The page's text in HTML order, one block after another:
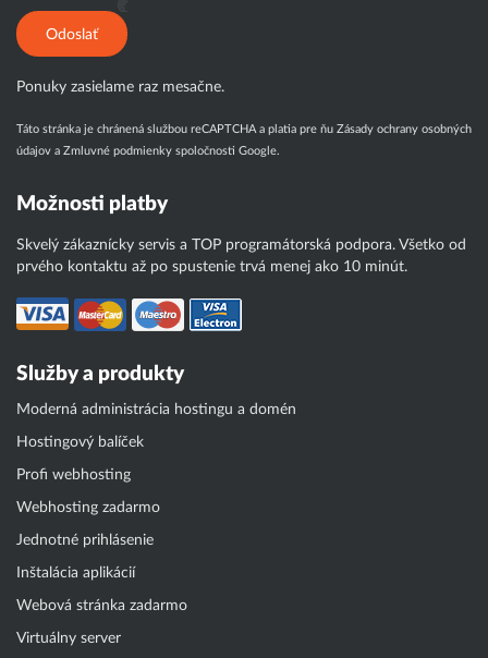
Odoslať
Ponuky zasielame raz mesačne.
Táto stránka je chránená službou reCAPTCHA a platia pre ňu Zásady ochrany osobných
údajov a Zmluvné podmienky spoločnosti Google.
Možnosti platby
Skvelý zákaznícky servis a TOP programátorská podpora. Všetko od
prvého kontaktu až po spustenie trvá menej ako 10 minút.
Služby a produkty
Moderná administrácia hostingu a domén
Hostingový balíček
Profi webhosting
Webhosting zadarmo
Jednotné prihlásenie
Inštalácia aplikácií
Webová stránka zadarmo
Virtuálny server